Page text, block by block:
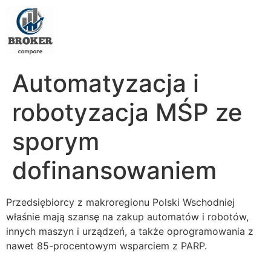
Automatyzacja i
robotyzacja MŚP ze
sporym
dofinansowaniem
Przedsiębiorcy z makroregionu Polski Wschodniej
właśnie mają szansę na zakup automatów i robotów,
innych maszyn i urządzeń, a także oprogramowania z
nawet 85-procentowym wsparciem z PARP.